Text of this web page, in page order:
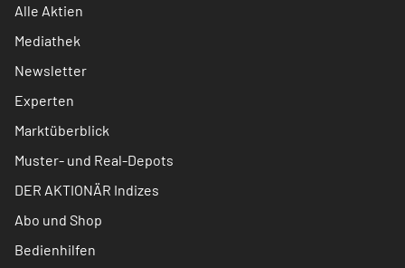
Alle Aktien
Mediathek
Newsletter
Experten
Marktüberblick
Muster- und Real-Depots
DER AKTIONÄR Indizes
Abo und Shop
Bedienhilfen